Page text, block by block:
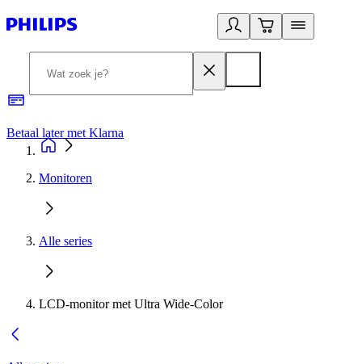
Betaal later met Klarna
Monitoren
Alle series
LCD-monitor met Ultra Wide-Color